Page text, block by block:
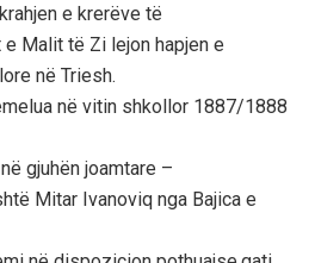
e krerëve të
Malit të Zi lejon hapjen e
në Triesh.
në vitin shkollor 1887/1888
gjuhën joamtare –
Mitar Ivanoviq nga Bajica e